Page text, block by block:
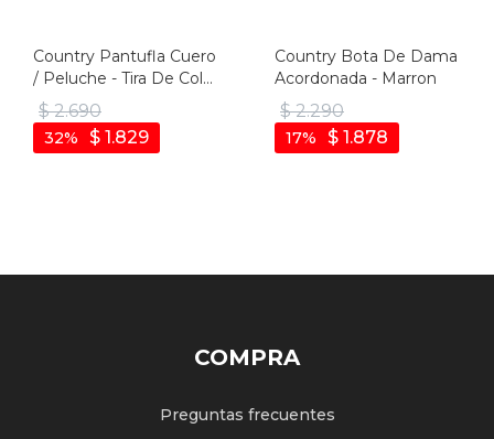
Country Pantufla Cuero
/ Peluche - Tira De Color
Fija - Dama - Marron -
Marron
$ 2.690
$ 1.829
32
Country Bota De Dama
Acordonada - Marron
$ 2.290
$ 1.878
17
COMPRA
Preguntas frecuentes